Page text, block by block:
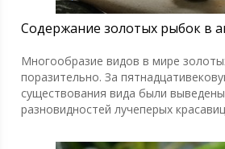
Содержание золотых рыбок в
Многообразие видов в мире
поразительно. За
существования вида были
разновидностей лучеперых